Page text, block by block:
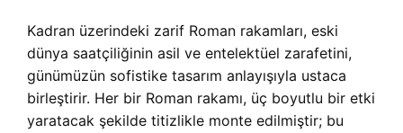
Kadran üzerindeki zarif Roman rakamları, eski
dünya saatçiliğinin asil ve entelektüel zarafetini,
günümüzün sofistike tasarım anlayışıyla ustaca
birleştirir. Her bir Roman rakamı, üç boyutlu bir etki
yaratacak şekilde titizlikle monte edilmiştir; bu